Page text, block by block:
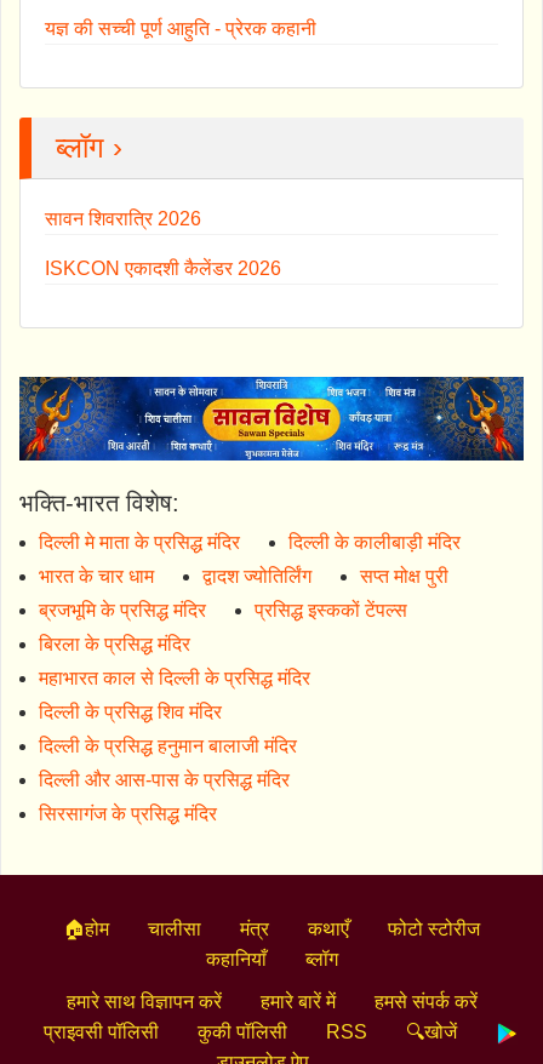
यज्ञ की सच्ची पूर्ण आहुति - प्रेरक कहानी
ब्लॉग ›
सावन शिवरात्रि 2026
ISKCON एकादशी कैलेंडर 2026
भक्ति-भारत विशेष:
दिल्ली मे माता के प्रसिद्ध मंदिर
दिल्ली के कालीबाड़ी मंदिर
भारत के चार धाम
द्वादश ज्योतिर्लिंग
सप्त मोक्ष पुरी
ब्रजभूमि के प्रसिद्ध मंदिर
प्रसिद्ध इस्ककों टेंपल्स
बिरला के प्रसिद्ध मंदिर
महाभारत काल से दिल्ली के प्रसिद्ध मंदिर
दिल्ली के प्रसिद्ध शिव मंदिर
दिल्ली के प्रसिद्ध हनुमान बालाजी मंदिर
दिल्ली और आस-पास के प्रसिद्ध मंदिर
सिरसागंज के प्रसिद्ध मंदिर
🏠होम चालीसा मंत्र कथाएँ
फोटो स्टोरीज
कहानियाँ
ब्लॉग
हमारे साथ विज्ञापन करें हमारे बारें में
हमसे संपर्क करें
प्राइवसी पॉलिसी
कुकी पॉलिसी RSS
🔍खोजें